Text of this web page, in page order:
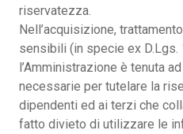
riservatezza.
Nell’acquisizione,
sensibili (in specie ex D.Lgs.
l’Amministrazione è tenuta
necessarie per tutelare la
dipendenti ed ai terzi che
fatto divieto di utilizzare le